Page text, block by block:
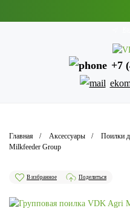
+7
Главная Аксессуары Поилки
Milkfeeder Group
В избранное Поделиться